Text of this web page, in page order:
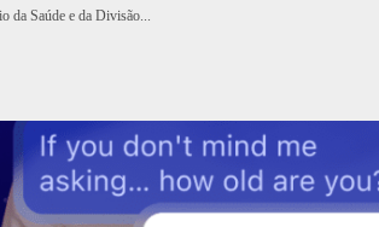
da Saúde e da Divisão...